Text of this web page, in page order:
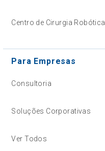
Centro de Cirurgia Robótica
Para Empresas
Consultoria
Soluções Corporativas
Ver Todos